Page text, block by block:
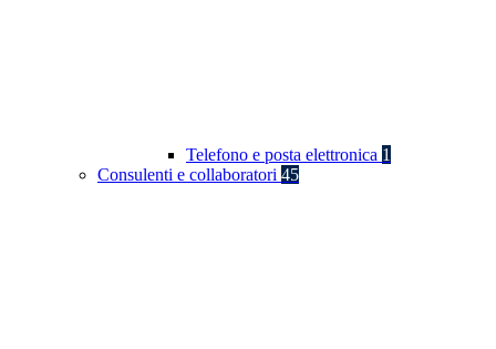
Telefono e posta elettronica 1
Consulenti e collaboratori 45